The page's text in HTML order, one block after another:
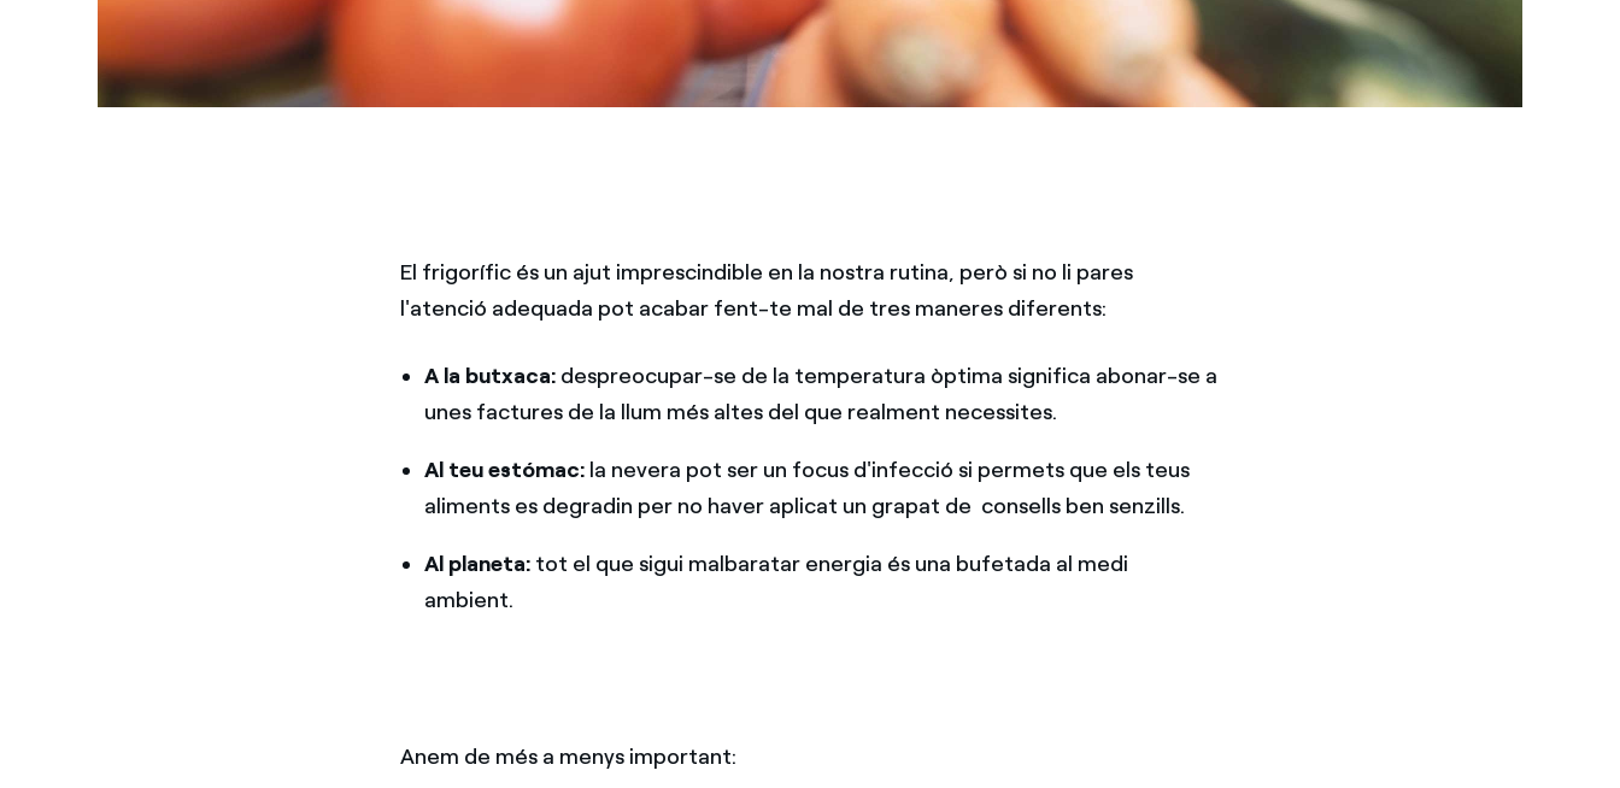
El frigorífic és un ajut imprescindible en la nostra rutina, però si no li pares
l'atenció adequada pot acabar fent-te mal de tres maneres diferents:
A la butxaca: despreocupar-se de la temperatura òptima significa abonar-se a
unes factures de la llum més altes del que realment necessites.
Al teu estómac: la nevera pot ser un focus d'infecció si permets que els teus
aliments es degradin per no haver aplicat un grapat de consells ben senzills.
Al planeta: tot el que sigui malbaratar energia és una bufetada al medi
ambient.
Anem de més a menys important: